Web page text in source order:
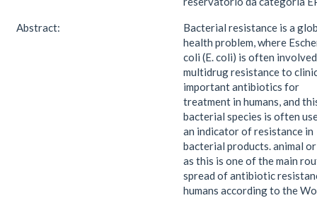
Abstract:
Bacterial resistance is a
health problem, where
coli (E. coli) is often
multidrug resistance to
important antibiotics for
treatment in humans, and
bacterial species is often
an indicator of resistance in
bacterial products. animal
as this is one of the main
spread of antibiotic
humans according to the